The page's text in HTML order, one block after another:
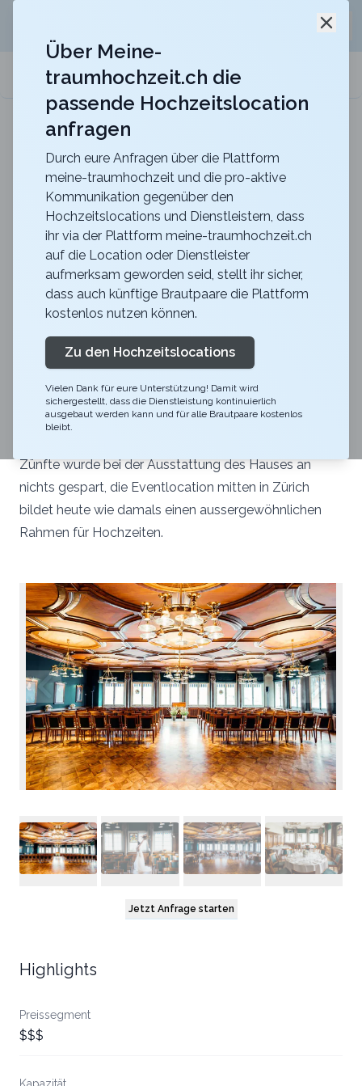
meine-traumhochzeit.ch
b_smart hotel Schönenwerd
Für ein zauberhaftes Hochzeitsfest
Zurück zur Suche
Obergeschoss Zunfthaus
zur Saffran
4.6
ZH
Zürich
Unverbindliche Offerte generieren
Im 18. Jahrhundert wurde das herrschaftliche
Zunfthaus zur Saffran am Limmatquai gegenüber
Zünfte wurde bei der Ausstattung des Hauses an
nichts gespart, die Eventlocation mitten in Zürich
bildet heute wie damals einen aussergewöhnlichen
Rahmen für Hochzeiten.
Jetzt Anfrage starten
Highlights
Preissegment
$$$
Über Meine-
traumhochzeit.ch die
passende Hochzeitslocation
anfragen
Durch eure Anfragen über die Plattform
meine-traumhochzeit und die pro-aktive
Kommunikation gegenüber den
Hochzeitslocations und Dienstleistern, dass
ihr via der Plattform meine-traumhochzeit.ch
auf die Location oder Dienstleister
aufmerksam geworden seid, stellt ihr sicher,
dass auch künftige Brautpaare die Plattform
kostenlos nutzen können.
Zu den Hochzeitslocations
Vielen Dank für eure Unterstützung! Damit wird
sichergestellt, dass die Dienstleistung kontinuierlich
ausgebaut werden kann und für alle Brautpaare kostenlos
bleibt.